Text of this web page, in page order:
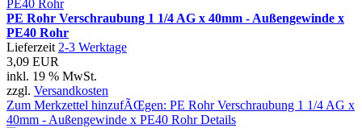
PE Rohr Verschraubung 1 1/4 AG x 40mm - Außengewinde x
PE40 Rohr
Lieferzeit 2-3 Werktage
3,09 EUR
inkl. 19 % MwSt.
zzgl. Versandkosten
Zum Merkzettel hinzufÃŒgen: PE Rohr Verschraubung 1 1/4 AG x
40mm - Außengewinde x PE40 Rohr Details